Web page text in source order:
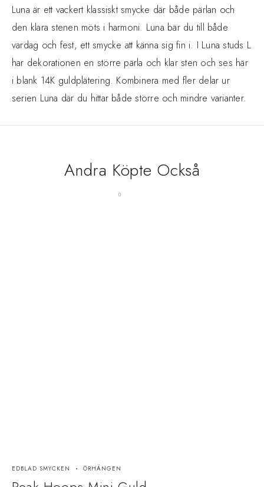
Luna är ett vackert klassiskt smycke där både pärlan och
den klara stenen möts i harmoni. Luna bär du till både
vardag och fest, ett smycke att känna sig fin i. I Luna studs L
har dekorationen en större pärla och klar sten och ses här
i blank 14K guldplätering. Kombinera med fler delar ur
serien Luna där du hittar både större och mindre varianter.
Andra Köpte Också
EDBLAD SMYCKEN ÖRHÄNGEN